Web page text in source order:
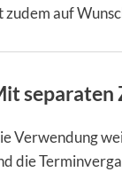
zudem auf
separaten
Verwendung
die